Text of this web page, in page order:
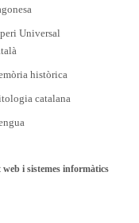
Universal
històrica
catalana
i sistemes informàtics